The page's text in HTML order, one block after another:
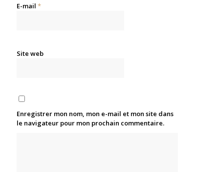
E-mail *
Site web
Enregistrer mon nom, mon e-mail et mon site dans
le navigateur pour mon prochain commentaire.